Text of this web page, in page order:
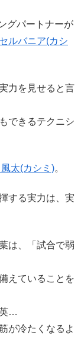
グパートナーが
ルバニア(カシ
力を見せると言
できるテクニシ
太(カシミ)。
する実力は、実
は、「試合で弱
えていることを
…
が冷たくなるよ